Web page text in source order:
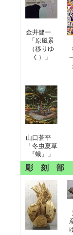
金井健一
「原風景
（移りゆ
く）」
山口蒼平
「冬虫夏草
『蛾』」
彫 刻 部